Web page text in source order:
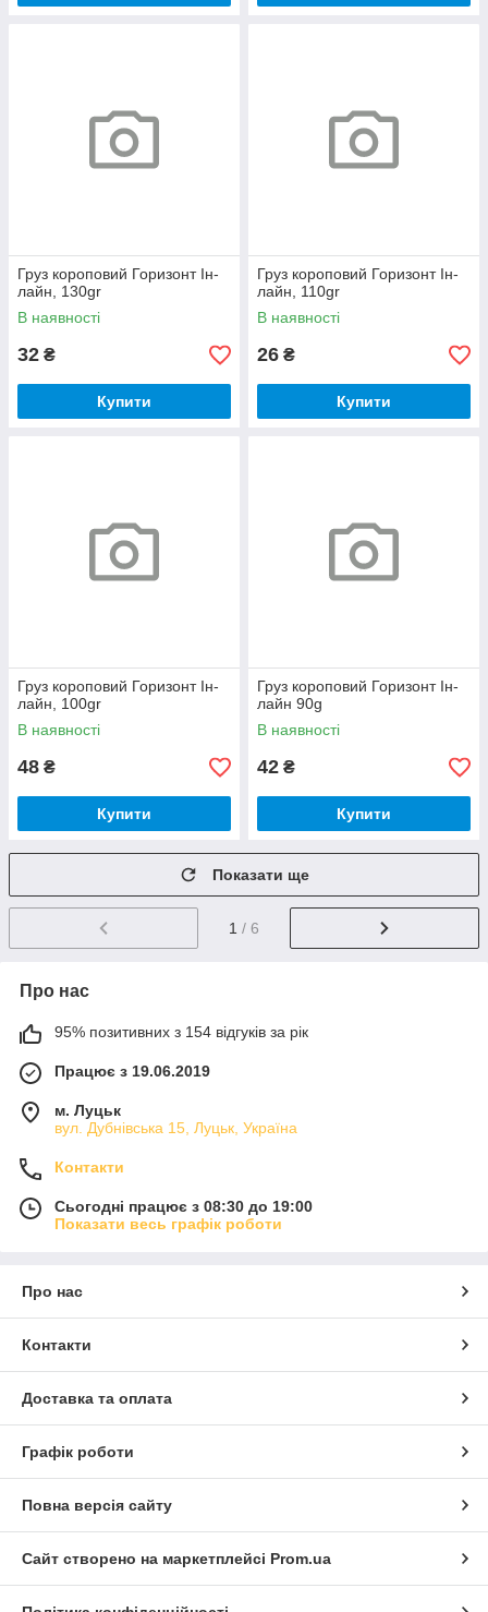
Груз короповий Горизонт Iн-
лайн, 130gr
В наявності
32 ₴
Купити
Груз короповий Горизонт Iн-
лайн, 110gr
В наявності
26 ₴
Купити
Груз короповий Горизонт Iн-
лайн, 100gr
В наявності
48 ₴
Купити
Груз короповий Горизонт Iн-
лайн 90g
В наявності
42 ₴
Купити
Показати ще
1 / 6
Про нас
95% позитивних з 154 відгуків за рік
Працює з 19.06.2019
м. Луцьк
вул. Дубнівська 15, Луцьк, Україна
Контакти
Сьогодні працює з 08:30 до 19:00
Показати весь графік роботи
Про нас
Контакти
Доставка та оплата
Графік роботи
Повна версія сайту
Сайт створено на маркетплейсі Prom.ua